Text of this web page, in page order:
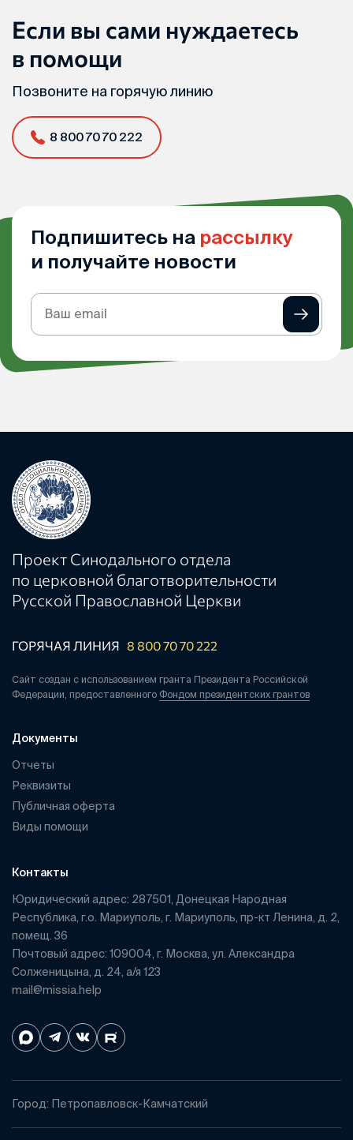
Если вы сами нуждаетесь
в помощи
Позвоните на горячую линию
8 800 70 70 222
Подпишитесь на рассылку
и получайте новости
Подписка
на
Проект Синодального отдела
по церковной благотворительности
Русской Православной Церкви
ГОРЯЧАЯ ЛИНИЯ 8 800 70 70 222
Сайт создан с использованием гранта Президента Российской
Федерации, предоставленного Фондом президентских грантов
Документы
Отчеты
Реквизиты
Публичная оферта
Виды помощи
Контакты
Юридический адрес: 287501, Донецкая Народная
Республика, г.о. Мариуполь, г. Мариуполь, пр-кт Ленина, д. 2,
помещ. 36
Почтовый адрес: 109004, г. Москва, ул. Александра
Солженицына, д. 24, а/я 123
mail@missia.help
Город: Петропавловск-Камчатский